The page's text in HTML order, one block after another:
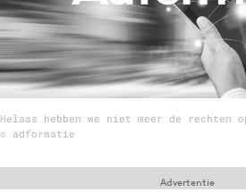
Home
9 sept: GenAI-training
12 nov: MarketingLive!
Adverteren
Events
Helaas hebben we niet meer de
© adformatie
Advertentie